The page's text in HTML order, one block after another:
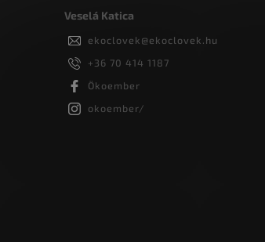
Veselá Katica
ekoclovek@ekoclovek.hu
+36 70 414 1187
Ökoember
okoember/